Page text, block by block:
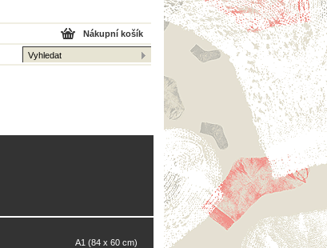
Nákupní košík
A1 (84 x 60 cm)